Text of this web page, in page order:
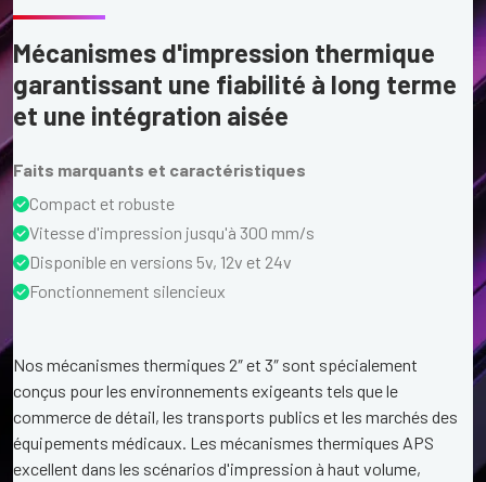
Mécanismes d'impression thermique
garantissant une fiabilité à long terme
et une intégration aisée
Faits marquants et caractéristiques
Compact et robuste
Vitesse d'impression jusqu'à 300 mm/s
Disponible en versions 5v, 12v et 24v
Fonctionnement silencieux
Nos mécanismes thermiques 2″ et 3″ sont spécialement
conçus pour les environnements exigeants tels que le
commerce de détail, les transports publics et les marchés des
équipements médicaux. Les mécanismes thermiques APS
excellent dans les scénarios d'impression à haut volume,